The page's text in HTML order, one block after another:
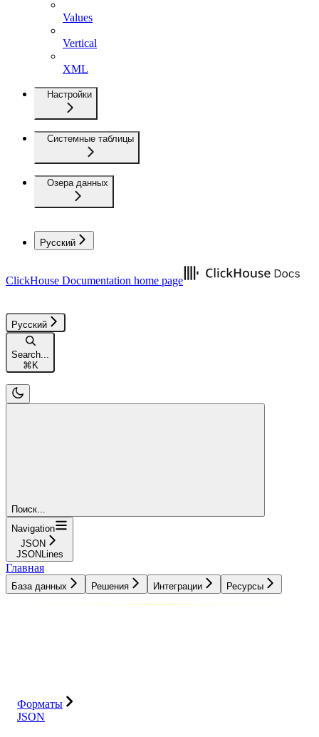
Values
Vertical
XML
Настройки
Системные таблицы
Озера данных
Русский
ClickHouse Documentation home page
Русский
Search...
⌘K
Поиск...
Navigation
JSON
JSONLines
Главная
База данных Решения Интеграции Ресурсы
Форматы
JSON